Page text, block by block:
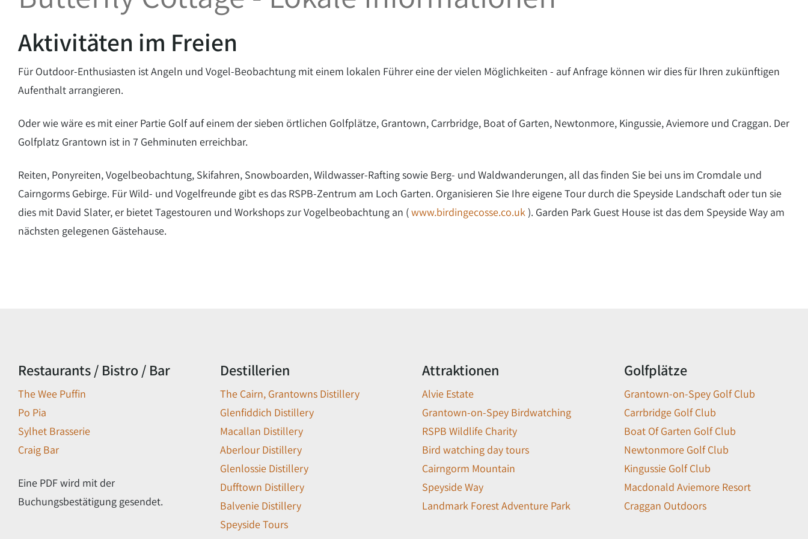
Aktivitäten im Freien
Für Outdoor-Enthusiasten ist Angeln und Vogel-Beobachtung mit einem lokalen Führer eine der vielen Möglichkeiten - auf Anfrage können wir dies für Ihren zukünftigen
Aufenthalt arrangieren.
Oder wie wäre es mit einer Partie Golf auf einem der sieben örtlichen Golfplätze, Grantown, Carrbridge, Boat of Garten, Newtonmore, Kingussie, Aviemore und Craggan. Der
Golfplatz Grantown ist in 7 Gehminuten erreichbar.
Reiten, Ponyreiten, Vogelbeobachtung, Skifahren, Snowboarden, Wildwasser-Rafting sowie Berg- und Waldwanderungen, all das finden Sie bei uns im Cromdale und
Cairngorms Gebirge. Für Wild- und Vogelfreunde gibt es das RSPB-Zentrum am Loch Garten. Organisieren Sie Ihre eigene Tour durch die Speyside Landschaft oder tun sie
dies mit David Slater, er bietet Tagestouren und Workshops zur Vogelbeobachtung an (www.birdingecosse.co.uk). Garden Park Guest House ist das dem Speyside Way am
nächsten gelegenen Gästehause.
Restaurants / Bistro / Bar
The Wee Puffin
Po Pia
Sylhet Brasserie
Craig Bar
Eine PDF wird mit der
Buchungsbestätigung gesendet.
Destillerien
The Cairn, Grantowns Distillery
Glenfiddich Distillery
Macallan Distillery
Aberlour Distillery
Glenlossie Distillery
Dufftown Distillery
Balvenie Distillery
Speyside Tours
Attraktionen
Alvie Estate
Grantown-on-Spey Birdwatching
RSPB Wildlife Charity
Bird watching day tours
Cairngorm Mountain
Speyside Way
Landmark Forest Adventure Park
Golfplätze
Grantown-on-Spey Golf Club
Carrbridge Golf Club
Boat Of Garten Golf Club
Newtonmore Golf Club
Kingussie Golf Club
Macdonald Aviemore Resort
Craggan Outdoors